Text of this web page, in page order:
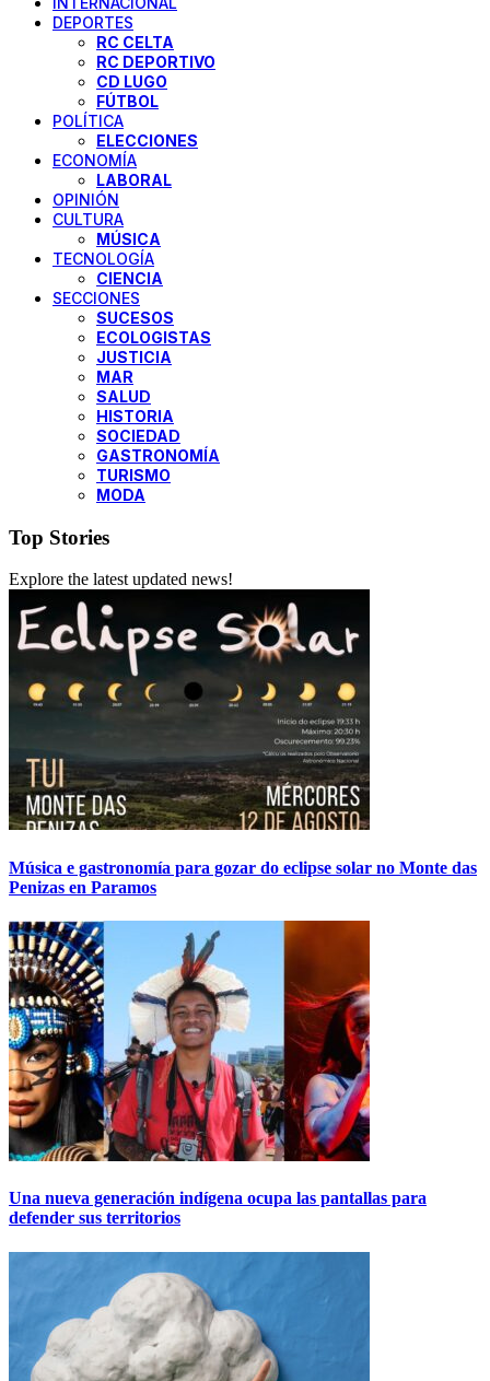
DEPORTES
RC CELTA
RC DEPORTIVO
CD LUGO
FÚTBOL
POLÍTICA
ELECCIONES
ECONOMÍA
LABORAL
OPINIÓN
CULTURA
MÚSICA
TECNOLOGÍA
CIENCIA
SECCIONES
SUCESOS
ECOLOGISTAS
JUSTICIA
MAR
SALUD
HISTORIA
SOCIEDAD
GASTRONOMÍA
TURISMO
MODA
Top Stories
Explore the latest updated news!
Música e gastronomía para gozar do eclipse solar no Monte das
Penizas en Paramos
Una nueva generación indígena ocupa las pantallas para
defender sus territorios